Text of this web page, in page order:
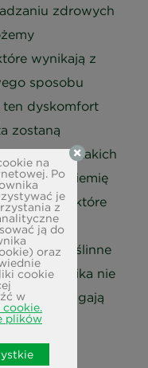
zdrowych
wynikają z
sposobu
ten dyskomfort
zostaną
złogów. W takich
nasiona (siemię
jajowata), które
Śluzy roślinne
błonnika nie
także pomagają
z
na
Po
je
z
ją do
oraz
cookie
w
plików